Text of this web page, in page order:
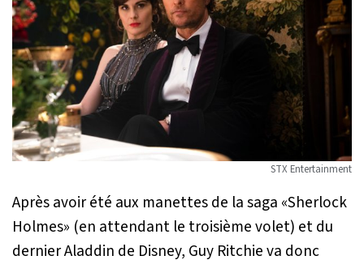
STX Entertainment
Après avoir été aux manettes de la saga «Sherlock
Holmes» (en attendant le troisième volet) et du
dernier Aladdin de Disney, Guy Ritchie va donc